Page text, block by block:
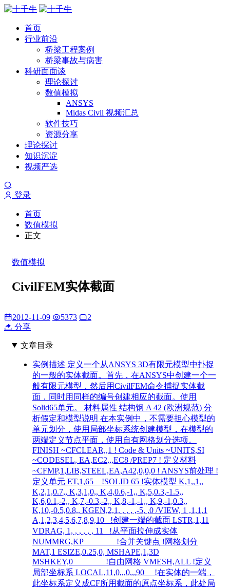
首页
行业前沿
桥梁工程案例
桥梁事故与病害
科研面面谈
理论探讨
数值模拟
ANSYS
Midas Civil 视频汇总
软件技巧
资源分享
理论探讨
知识沉淀
视频严选
登录
首页
数值模拟
正文
数值模拟
CivilFEM实体截面
2012-11-09 5373
2
分享
文章目录
实例描述 定义一个从ANSYS 3D有限元模型中扑捉
的一般的实体截面。首先，在ANSYS中创建一个一
般有限元模型，然后用CivilFEM命令捕捉实体截
面，同时用同样的编号创建相应的截面。使用
Solid65单元。 材料属性 结构钢 A 42 (欧洲规范) 分
析假定和模型说明 在本实例中，不需要担心模型的
单元划分，使用局部坐标系统创建模型，在模型的
两端定义节点平面，使用自有网格划分选项。
FINISH ~CFCLEAR,,1 ! Code & Units ~UNITS,SI
~CODESEL, EA,EC2,,,EC8 /PREP7 ! 定义材料
~CFMP,1,LIB,STEEL,EA,A42,0,0,0 ! ANSYS前处理 !
定义单元 ET,1,65 !SOLID 65 !实体模型 K,1,,1,,
K,2,1,0.7,, K,3,1,0,, K,4,0.6,-1,, K,5,0.3,-1.5,,
K,6,0.1,-2,, K,7,-0.3,-2,, K,8,-1,-1,, K,9,-1,0.3,,
K,10,-0.5,0.8,, KGEN,2,1, , , , ,-5, ,0 /VIEW, 1 ,1,1,1
A,1,2,3,4,5,6,7,8,9,10 !创建一端的截面 LSTR,1,11
VDRAG, 1, , , , , , 11 !从平面拉伸成实体
NUMMRG,KP !合并关键点 !网格划分
MAT,1 ESIZE,0.25,0, MSHAPE,1,3D
MSHKEY,0 !自由网格 VMESH,ALL !定义
局部坐标系 LOCAL,11,0,,,0,,,90 !在实体的一端，
此坐标系定义成CF所用截面的原点坐标系，此处局